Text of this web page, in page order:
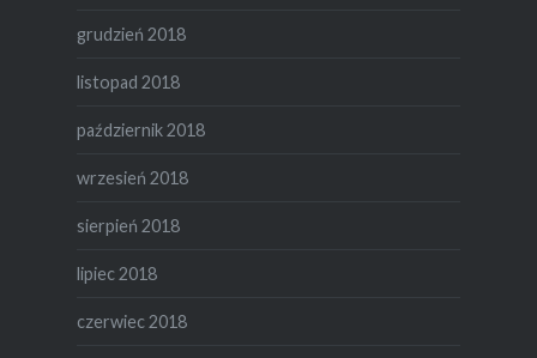
grudzień 2018
listopad 2018
październik 2018
wrzesień 2018
sierpień 2018
lipiec 2018
czerwiec 2018